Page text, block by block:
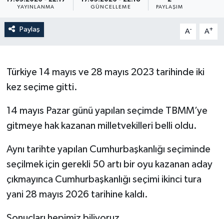
YAYINLANMA GÜNCELLEME PAYLAŞIM
Paylaş A- A+
Türkiye 14 mayıs ve 28 mayıs 2023 tarihinde iki
kez seçime gitti.
14 mayıs Pazar günü yapılan seçimde TBMM’ye
gitmeye hak kazanan milletvekilleri belli oldu.
Aynı tarihte yapılan Cumhurbaşkanlığı seçiminde
seçilmek için gerekli 50 artı bir oyu kazanan aday
çıkmayınca Cumhurbaşkanlığı seçimi ikinci tura
yani 28 mayıs 2026 tarihine kaldı.